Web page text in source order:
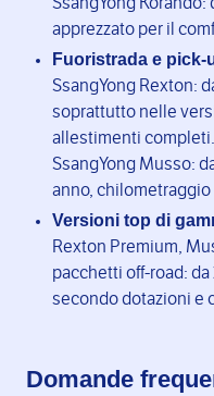
apprezzato per il
Fuoristrada e pick-
SsangYong Rexton:
soprattutto nelle
allestimenti completi.
SsangYong Musso:
anno, chilometraggio
Versioni top di
Rexton Premium,
pacchetti off-road:
secondo dotazioni e
Domande